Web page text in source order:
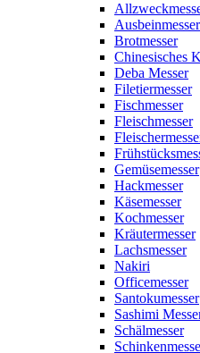
Ausbeinmesser
Brotmesser
Chinesisches
Deba Messer
Filetiermesser
Fischmesser
Fleischmesser
Gemüsemesser
Hackmesser
Käsemesser
Kochmesser
Kräutermesser
Lachsmesser
Nakiri
Officemesser
Santokumesser
Sashimi
Schälmesser